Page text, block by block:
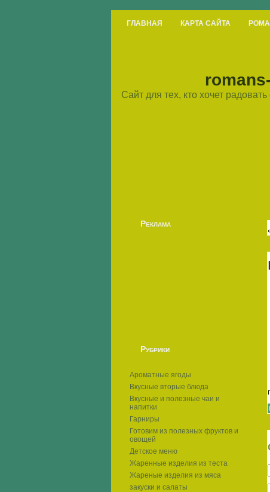
ГЛАВНАЯ КАРТА САЙТА
Сайт для тех, кто хочет
Реклама
Рубрики
Ароматные ягоды
Вкусные вторые блюда
Вкусные и полезные чаи и
напитки
Гарниры
Готовим из полезных фруктов и
овощей
Детское меню
Жаренные изделия из теста
Жареные изделия из мяса
закуски и салаты